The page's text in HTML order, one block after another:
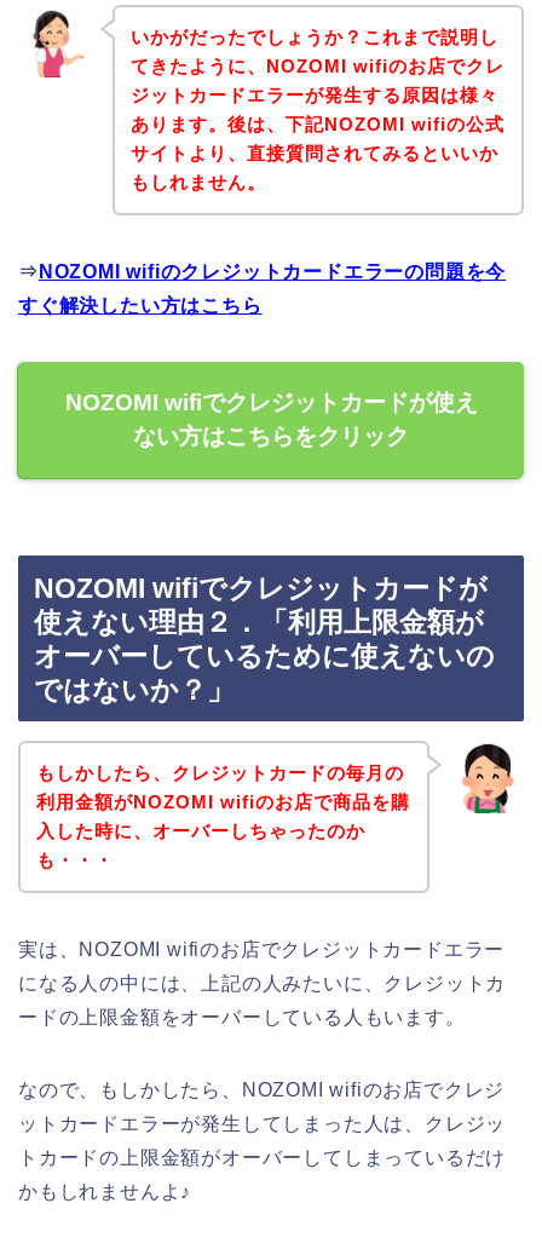
いかがだったでしょうか？これまで説明し
てきたように、NOZOMI wifiのお店でクレ
ジットカードエラーが発生する原因は様々
あります。後は、下記NOZOMI wifiの公式
サイトより、直接質問されてみるといいか
もしれません。
⇒ NOZOMI wifiのクレジットカードエラーの問題を今
すぐ解決したい方はこちら
NOZOMI wifiでクレジットカードが使え
ない方はこちらをクリック
NOZOMI wifiでクレジットカードが
使えない理由２．「利用上限金額が
オーバーしているために使えないの
ではないか？」
もしかしたら、クレジットカードの毎月の
利用金額がNOZOMI wifiのお店で商品を購
入した時に、オーバーしちゃったのか
も・・・
実は、NOZOMI wifiのお店でクレジットカードエラー
になる人の中には、上記の人みたいに、クレジットカ
ードの上限金額をオーバーしている人もいます。
なので、もしかしたら、NOZOMI wifiのお店でクレジ
ットカードエラーが発生してしまった人は、クレジッ
トカードの上限金額がオーバーしてしまっているだけ
かもしれませんよ♪